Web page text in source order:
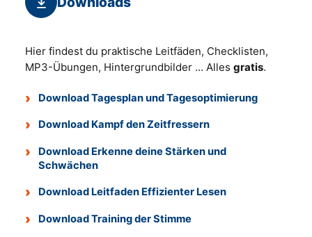
Hier findest du praktische Leitfäden, Checklisten,
MP3-Übungen, Hintergrundbilder ... Alles gratis.
Download Tagesplan und Tagesoptimierung
Download Kampf den Zeitfressern
Download Erkenne deine Stärken und
Schwächen
Download Leitfaden Effizienter Lesen
Download Training der Stimme